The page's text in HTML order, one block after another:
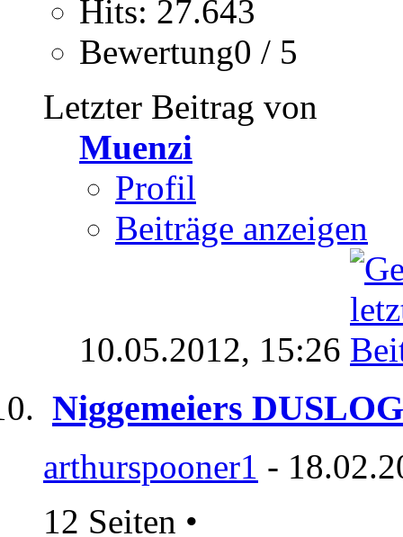
Hits: 27.643
Bewertung0 / 5
Letzter Beitrag von
Muenzi
Profil
Beiträge anzeigen
10.05.2012, 15:26
Niggemeiers DUSLOG
arthurspooner1 -
12 Seiten •